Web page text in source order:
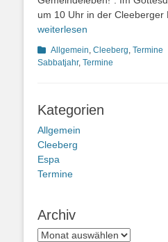
um 10 Uhr in der Cleeberger
weiterlesen
Kategorien
Allgemein Cleeberg Termine
Sabbatjahr, Termine
Kategorien
Allgemein
Cleeberg
Espa
Termine
Archiv
Archiv